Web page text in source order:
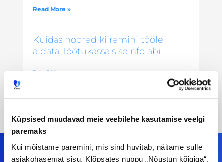
Küpsised muudavad meie veebilehe kasutamise veelgi
paremaks
Kui mõistame paremini, mis sind huvitab, näitame sulle
asjakohasemat sisu. Klõpsates nuppu „Nõustun kõigiga“,
Read More »
Kuidas noored kiiremini tööle
aidata Töötukassa siseinfo abil
Read More »